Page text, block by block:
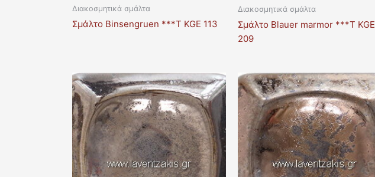
Διακοσμητικά σμάλτα
Σμάλτο Binsengruen ***T KGE 113
Διακοσμητικά σμάλτα
Σμάλτο Blauer marmor ***T KGE
209